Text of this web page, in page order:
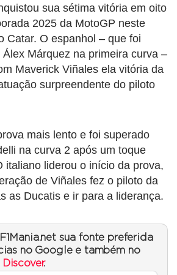
sua sétima vitória em oito
2025 da MotoGP neste
Catar. O espanhol – que foi
Márquez na primeira curva –
Maverick Viñales ela vitória da
surpreendente do piloto
mais lento e foi superado
na curva 2 após um toque
italiano liderou o início da prova,
de Viñales fez o piloto da
as Ducatis e ir para a liderança.
sua fonte preferida
no Google e também no
.